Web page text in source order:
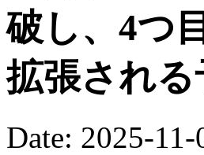
破し、4つ
拡張される
Date: 2025-11-